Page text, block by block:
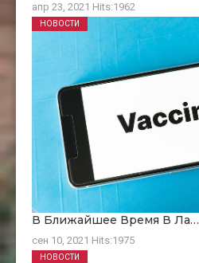
апр 23, 2021 Hits:1962
В Ближайшее Время В Ла…
сен 10, 2021 Hits:1975
НОВОСТИ
НОВОСТИ